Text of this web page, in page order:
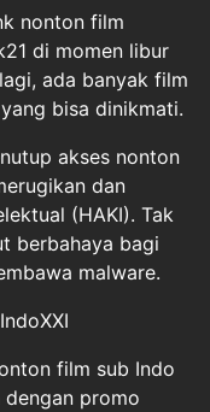
nonton film
di momen libur
ada banyak film
bisa dinikmati.
akses nonton
dan
(HAKI). Tak
berbahaya bagi
malware.
film sub Indo
promo